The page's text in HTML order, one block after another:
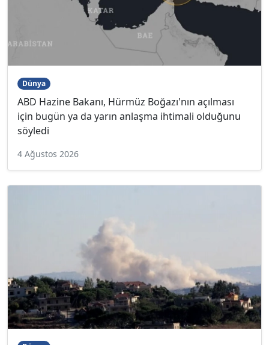
Dünya
ABD Hazine Bakanı, Hürmüz Boğazı'nın açılması
için bugün ya da yarın anlaşma ihtimali olduğunu
söyledi
4 Ağustos 2026